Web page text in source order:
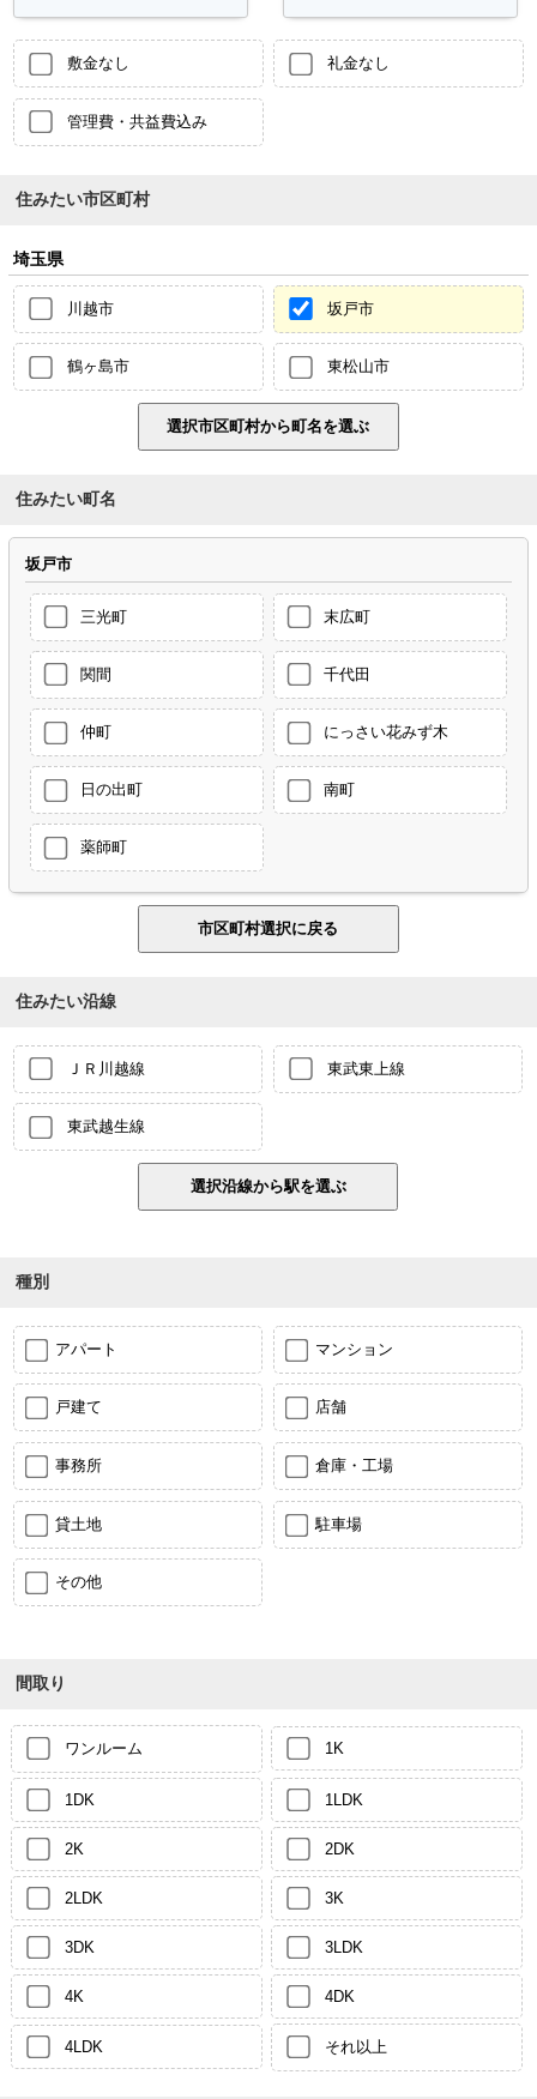
敷金なし 礼金なし
管理費・共益費込み
住みたい市区町村
埼玉県
川越市 坂戸市
鶴ヶ島市 東松山市
住みたい町名
坂戸市
三光町 末広町
関間 千代田
仲町 にっさい花みず木
日の出町 南町
薬師町
住みたい沿線
ＪＲ川越線 東武東上線
東武越生線
種別
アパート マンション
戸建て 店舗
事務所 倉庫・工場
貸土地 駐車場
その他
間取り
ワンルーム 1K
1DK 1LDK
2K 2DK
2LDK 3K
3DK 3LDK
4K 4DK
4LDK それ以上